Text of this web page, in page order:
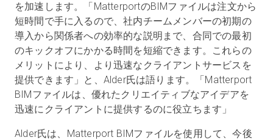
を加速します。「MatterportのBIMファイルは注文から
短時間で手に入るので、社内チームメンバーの初期の
導入から関係者への効率的な説明まで、合同での最初
のキックオフにかかる時間を短縮できます。これらの
メリットにより、より迅速なクライアントサービスを
提供できます」と、Alder氏は語ります。「Matterport
BIMファイルは、優れたクリエイティブなアイデアを
迅速にクライアントに提供するのに役立ちます」
Alder氏は、Matterport BIMファイルを使用して、今後